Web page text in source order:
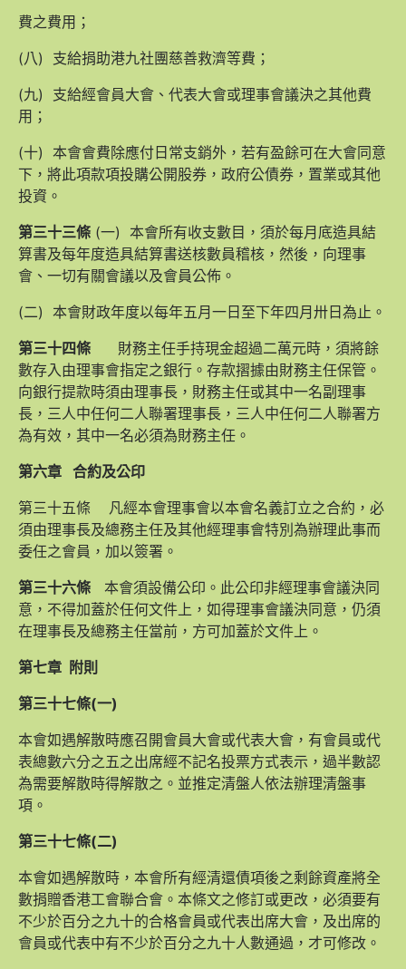
費之費用；
(八) 支給捐助港九社團慈善救濟等費；
(九) 支給經會員大會、代表大會或理事會議決之其他費
用；
(十) 本會會費除應付日常支銷外，若有盈餘可在大會同意
下，將此項款項投購公開股券，政府公債券，置業或其他
投資。
第三十三條 (一) 本會所有收支數目，須於每月底造具結
算書及每年度造具結算書送核數員稽核，然後，向理事
會、一切有關會議以及會員公佈。
(二) 本會財政年度以每年五月一日至下年四月卅日為止。
第三十四條 財務主任手持現金超過二萬元時，須將餘
數存入由理事會指定之銀行。存款摺據由財務主任保管。
向銀行提款時須由理事長，財務主任或其中一名副理事
長，三人中任何二人聯署理事長，三人中任何二人聯署方
為有效，其中一名必須為財務主任。
第六章 合約及公印
第三十五條 凡經本會理事會以本會名義訂立之合約，必
須由理事長及總務主任及其他經理事會特別為辦理此事而
委任之會員，加以簽署。
第三十六條 本會須設備公印。此公印非經理事會議決同
意，不得加蓋於任何文件上，如得理事會議決同意，仍須
在理事長及總務主任當前，方可加蓋於文件上。
第七章 附則
第三十七條(一)
本會如遇解散時應召開會員大會或代表大會，有會員或代
表總數六分之五之出席經不記名投票方式表示，過半數認
為需要解散時得解散之。並推定清盤人依法辦理清盤事
項。
第三十七條(二)
本會如遇解散時，本會所有經清還債項後之剩餘資產將全
數捐贈香港工會聯合會。本條文之修訂或更改，必須要有
不少於百分之九十的合格會員或代表出席大會，及出席的
會員或代表中有不少於百分之九十人數通過，才可修改。